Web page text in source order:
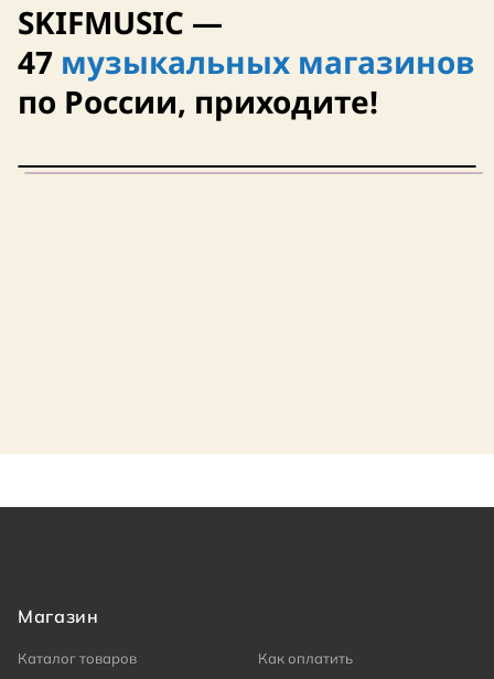
SKIFMUSIC —
47 музыкальных магазинов
по России, приходите!
Магазин
Каталог товаров
Как оплатить